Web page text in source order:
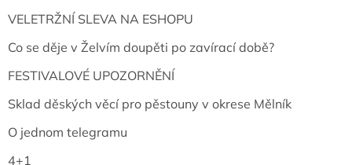
VELETRŽNÍ SLEVA NA ESHOPU
Co se děje v Želvím doupěti po zavírací době?
FESTIVALOVÉ UPOZORNĚNÍ
Sklad děských věcí pro pěstouny v okrese Mělník
O jednom telegramu
4+1